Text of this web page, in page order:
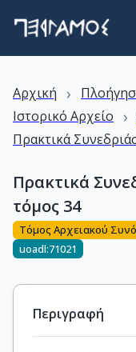
Αρχική ›
Ιστορικό Αρχείο ›
Πρακτικά
Πρακτικά
τόμος 34
Τόμος Αρχειακού
uoadl:71021
Περιγραφή